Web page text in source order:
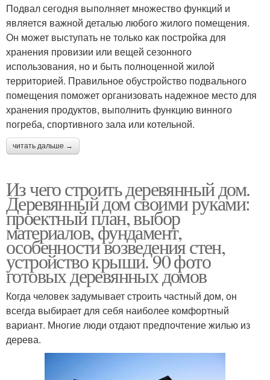
Подвал сегодня выполняет множество функций и
является важной деталью любого жилого помещения.
Он может выступать не только как постройка для
хранения провизии или вещей сезонного
использования, но и быть полноценной жилой
территорией. Правильное обустройство подвального
помещения поможет организовать надежное место для
хранения продуктов, выполнить функцию винного
погреба, спортивного зала или котельной.
читать дальше →
Из чего строить деревянный дом.
Деревянный дом своими руками:
проектный план, выбор
материалов, фундамент,
особенности возведения стен,
устройство крыши. 90 фото
готовых деревянных домов
Когда человек задумывает строить частный дом, он
всегда выбирает для себя наиболее комфортный
вариант. Многие люди отдают предпочтение жилью из
дерева.